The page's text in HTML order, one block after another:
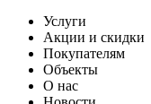
Услуги
Акции и скидки
Покупателям
Объекты
О нас